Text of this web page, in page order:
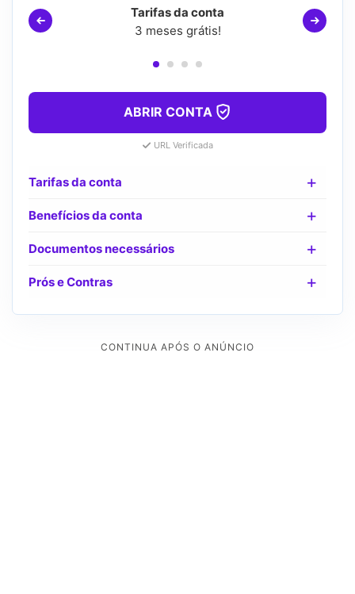
Tarifas da conta
3 meses grátis!
ABRIR CONTA
URL Verificada
Tarifas da conta
Benefícios da conta
Documentos necessários
Prós e Contras